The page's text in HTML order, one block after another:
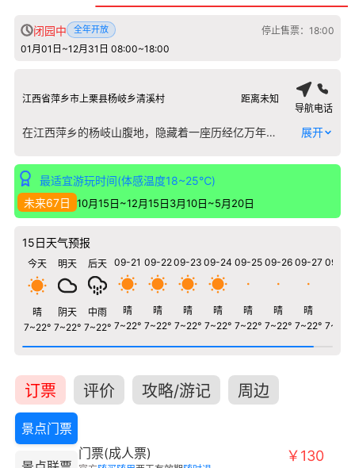
闭园中 全年开放
停止售票：18:00
01月01日~12月31日 08:00~18:00
江西省萍乡市上栗县杨岐乡清溪村
距离未知
导航电话
在江西萍乡的杨岐山腹地，隐藏着一座历经亿万年水流雕琢的地下艺术宫殿——孽龙洞。这座全长4.2公里的天然溶洞，以“地下艺术长廊”闻名，其独特之处在于洞内水源充沛，一条清澈的地下河贯穿始终，流水声与钟乳石景观相伴，形成了动态的游览体验。 洞中景观全然出自自然之手：高达30米的“擎天柱”巍然耸立，“仙女下凡”的钟乳石衣袂翩然，“雨打芭蕉”处石幔薄如蝉翼，水珠滴落之声清脆悦耳。最令人称奇的是“洞天飞瀑”，地下河水在此跌落成瀑，水汽氤氲，在灯光映照下如梦似幻。洞内恒温18℃，夏季清凉如秋，冬季温暖宜人。 作为典型的喀斯特地貌溶洞，孽龙洞的沉积物类型丰富，石笋、石柱、石幔、石花发育完整，其规模与观赏性在华东地区首屈一指。游览全程约需两小时，沿着平整的步道前行，既可欣赏地质奇观，又能聆听流水潺潺，感受大地深处永不停止的创造之力。 展开
最适宜游玩时间(体感温度18~25℃)
未来67日
10月15日~12月15日3月10日~5月20日
15日天气预报
今天
晴
7~22°
明天
阴天
7~22°
后天
中雨
7~22°
09-21
晴
7~22°
09-22
晴
7~22°
09-23
晴
7~22°
09-24
晴
7~22°
09-25
晴
7~22°
09-26
晴
7~22°
09-27
晴
7~22°
09-28
7~22°
订票 评价 攻略/游记 周边
景点门票
门票(成人票) ￥130